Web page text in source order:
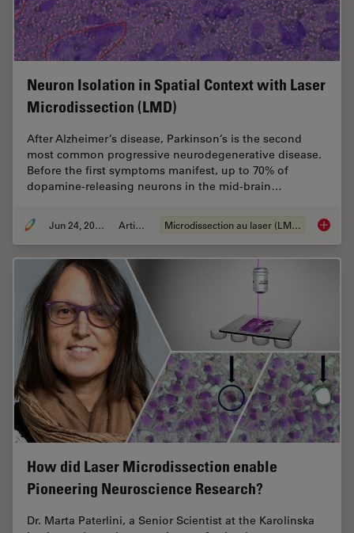
Neuron Isolation in Spatial Context with Laser
Microdissection (LMD)
After Alzheimer’s disease, Parkinson’s is the second
most common progressive neurodegenerative disease.
Before the first symptoms manifest, up to 70% of
dopamine-releasing neurons in the mid-brain…
Jun 24, 2024 Article Microdissection au laser (LMD) Neuron
How did Laser Microdissection enable
Pioneering Neuroscience Research?
Dr. Marta Paterlini, a Senior Scientist at the Karolinska